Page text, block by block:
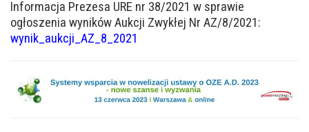
Informacja Prezesa URE nr 38/2021 w sprawie
ogłoszenia wyników Aukcji Zwykłej Nr AZ/8/2021:
wynik_aukcji_AZ_8_2021